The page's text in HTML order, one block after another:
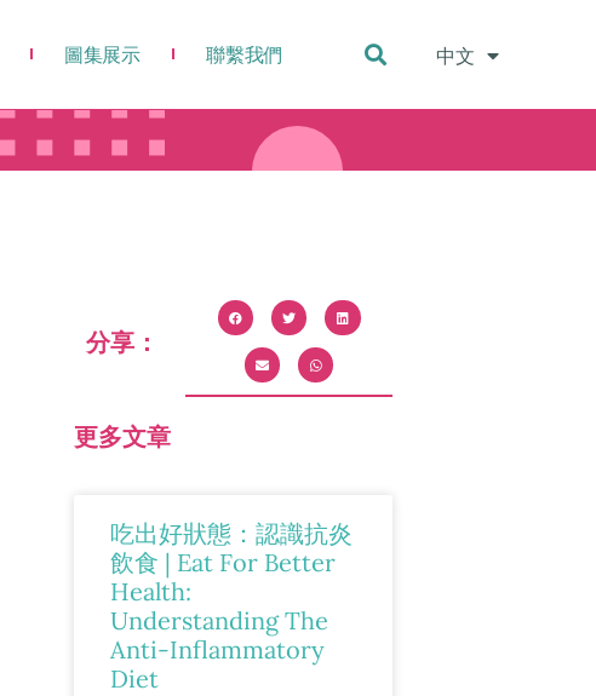
圖集展示 聯繫我們 中文
English
分享：
更多文章
吃出好狀態：認識抗炎
飲食 | Eat For Better
Health:
Understanding The
Anti-Inflammatory
Diet